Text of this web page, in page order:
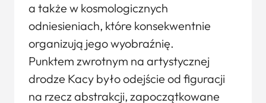
a także w kosmologicznych
odniesieniach, które konsekwentnie
organizują jego wyobraźnię.
Punktem zwrotnym na artystycznej
drodze Kacy było odejście od figuracji
na rzecz abstrakcji, zapoczątkowane